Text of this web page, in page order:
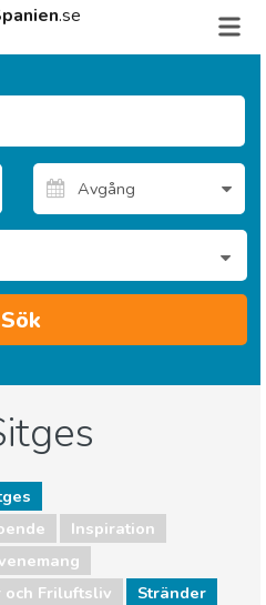
.se
Sök
Inspiration
och Friluftsliv Stränder